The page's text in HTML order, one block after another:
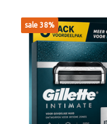
sale 38%